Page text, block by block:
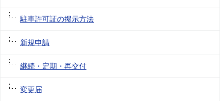
駐車許可証の掲示方法
新規申請
継続・定期・再交付
変更届